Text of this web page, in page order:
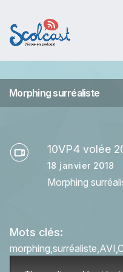
Morphing surréaliste
10VP4 volée
18 janvier 2018
Morphing
Mots clés:
morphing surréaliste AVI